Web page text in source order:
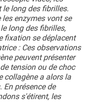
long des fibrilles.
enzymes vont se
long des fibrilles,
fixation se déplacent
: Ces observations
peuvent présenter
tension ou de choc
collagène a alors la
présence de
s'étirent, les